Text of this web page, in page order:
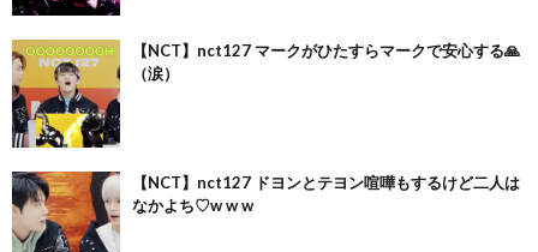
【NCT】nct127 マークがひたすらマークで安心する🙏
（涙）
【NCT】nct127 ドヨンとテヨン喧嘩もするけど二人は
なかよち♡w w w